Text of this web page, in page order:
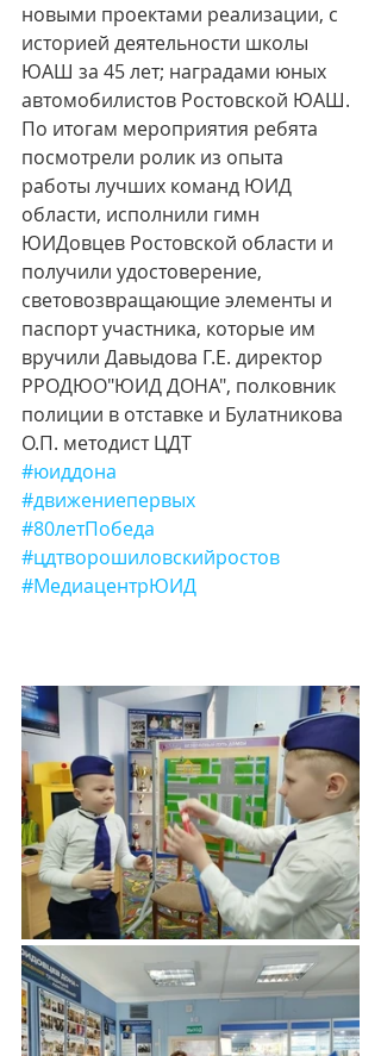
новыми проектами реализации, с
историей деятельности школы
ЮАШ за 45 лет; наградами юных
автомобилистов Ростовской ЮАШ.
По итогам мероприятия ребята
посмотрели ролик из опыта
работы лучших команд ЮИД
области, исполнили гимн
ЮИДовцев Ростовской области и
получили удостоверение,
световозвращающие элементы и
паспорт участника, которые им
вручили Давыдова Г.Е. директор
РРОДЮО"ЮИД ДОНА", полковник
полиции в отставке и Булатникова
О.П. методист ЦДТ
#юиддона
#движениепервых
#80летПобеда
#цдтворошиловскийростов
#МедиацентрЮИД